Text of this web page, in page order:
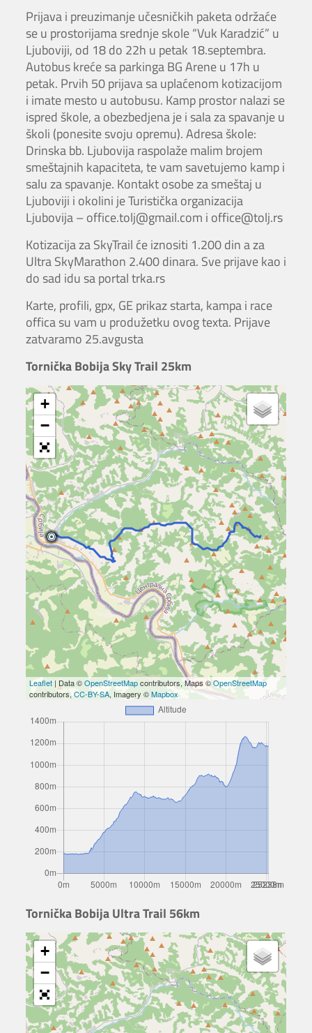
Prijava i preuzimanje učesničkih paketa održaće
se u prostorijama srednje skole “Vuk Karadzić” u
Ljuboviji, od 18 do 22h u petak 18.septembra.
Autobus kreće sa parkinga BG Arene u 17h u
petak. Prvih 50 prijava sa uplaćenom kotizacijom
i imate mesto u autobusu. Kamp prostor nalazi se
ispred škole, a obezbedjena je i sala za spavanje u
školi (ponesite svoju opremu). Adresa škole:
Drinska bb. Ljubovija raspolaže malim brojem
smeštajnih kapaciteta, te vam savetujemo kamp i
salu za spavanje. Kontakt osobe za smeštaj u
Ljuboviji i okolini je Turistička organizacija
Ljubovija – office.tolj@gmail.com i office@tolj.rs
Kotizacija za SkyTrail će iznositi 1.200 din a za
Ultra SkyMarathon 2.400 dinara. Sve prijave kao i
do sad idu sa portal trka.rs
Karte, profili, gpx, GE prikaz starta, kampa i race
offica su vam u produžetku ovog texta. Prijave
zatvaramo 25.avgusta
Tornička Bobija Sky Trail 25km
+
−
Leaflet| Data ©OpenStreetMapcontributors, Maps ©OpenStreetMap
contributors, CC-BY-SA, Imagery ©Mapbox
Tornička Bobija Ultra Trail 56km
+
−